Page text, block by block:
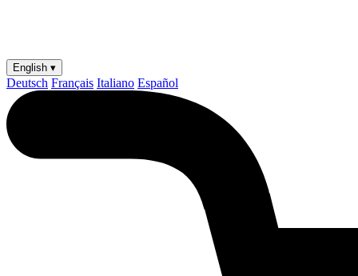
English ▾
Deutsch Français Italiano Español